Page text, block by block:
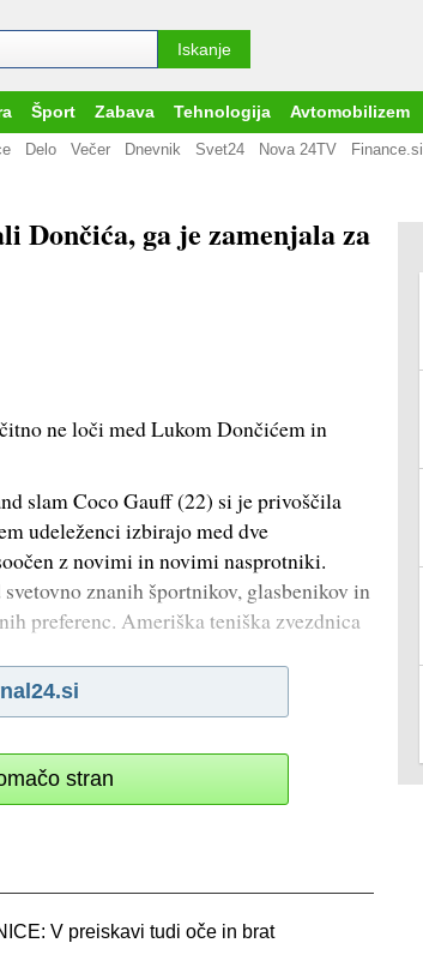
Šport Zabava Tehnologija Avtomobilizem
Delo Večer Dnevnik Svet24 Nova 24TV Finance.si
Dončića, ga je zamenjala za
ne loči med Lukom Dončićem in
slam Coco Gauff (22) si je privoščila
udeleženci izbirajo med dve
z novimi in novimi nasprotniki.
znanih športnikov, glasbenikov in
preferenc. Ameriška teniška zvezdnica
stran
V preiskavi tudi oče in brat